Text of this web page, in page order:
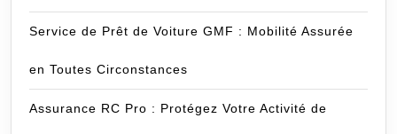
Service de Prêt de Voiture GMF : Mobilité Assurée
en Toutes Circonstances
Assurance RC Pro : Protégez Votre Activité de